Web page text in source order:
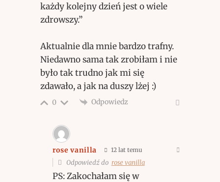
każdy kolejny dzień jest o wiele
zdrowszy.”
Aktualnie dla mnie bardzo trafny.
Niedawno sama tak zrobiłam i nie
było tak trudno jak mi się
zdawało, a jak na duszy lżej :)
0 Odpowiedz
rose vanilla 12 lat temu
Odpowiedź do rose vanilla
PS: Zakochałam się w